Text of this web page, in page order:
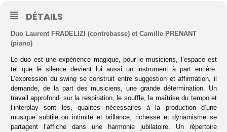
DÉTAILS
Duo Laurent FRADELIZI (contrebasse) et Camille PRENANT
(piano)
Le duo est une expérience magique, pour le musiciens, l’espace est
tel que le silence devient lui aussi un instrument à part entière.
L’expression du swing se construit entre suggestion et affirmation, il
demande, de la part des musiciens, une grande détermination. Un
travail approfondi sur la respiration, le souffle, la maîtrise du tempo et
l’interplay sont les, qualités nécessaires à la production d’une
musique subtile ou intimité et brillance, richesse et dynamisme se
partagent l’affiche dans une harmonie jubilatoire. Un répertoire